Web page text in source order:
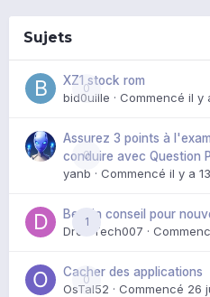
Sujets
0
XZ1 stock rom
bid0uille · Commencé il y
0
Assurez 3 points à
conduire avec Question
yanb · Commencé il y a
1
Besoin conseil pour
DroidTech007 ·
0
Cacher des applications
OsTal52 · Commencé 26